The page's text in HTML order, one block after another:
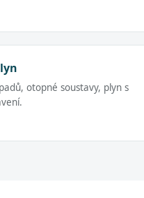
otopné soustavy, plyn s